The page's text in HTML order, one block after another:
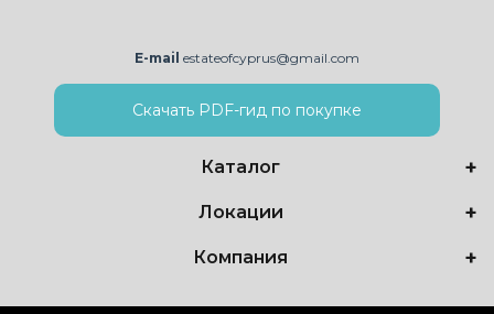
E-mail estateofcyprus@gmail.com
Скачать PDF-гид по покупке
Каталог
Локации
Компания